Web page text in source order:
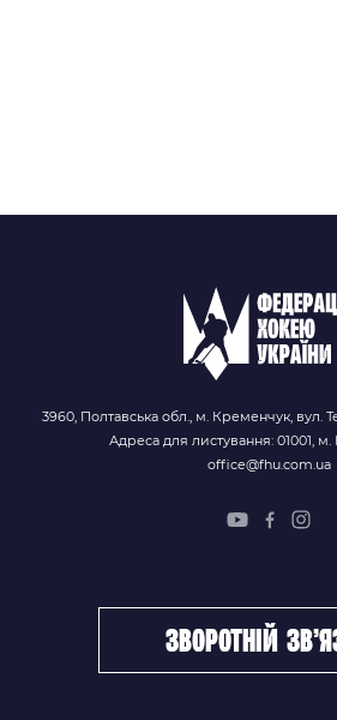
3960, Полтавська обл., м. Кременчук, вул.
Адреса для листування: 01001, м.
office@fhu.com.ua
зворотній